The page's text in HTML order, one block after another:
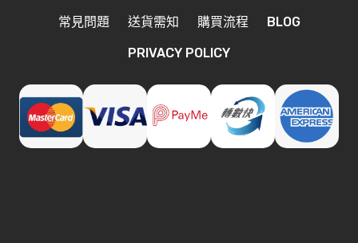
常見問題 送貨需知 購買流程 BLOG
PRIVACY POLICY